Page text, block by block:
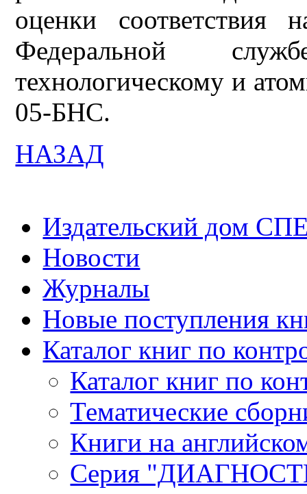
оценки соответствия
Федеральной
технологическому и
05-БНС.
НАЗАД
Издательский дом
Новости
Журналы
Новые поступления
Каталог книг по
Каталог книг по
Тематические
Книги на
Серия